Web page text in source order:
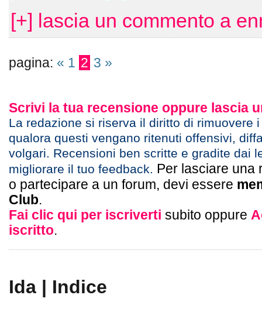
[+] lascia un commento a
pagina: « 1 2 3 »
Scrivi la tua recensione oppure lascia
La redazione si riserva il diritto di rimuovere
qualora questi vengano ritenuti offensivi,
volgari. Recensioni ben scritte e gradite dai
migliorare il tuo feedback. Per lasciare una
o partecipare a un forum, devi essere
Club.
Fai clic qui per iscriverti subito oppure
iscritto.
Ida | Indice